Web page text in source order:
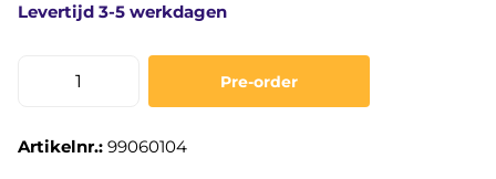
Levertijd 3-5 werkdagen
Pre-order
Artikelnr.: 99060104